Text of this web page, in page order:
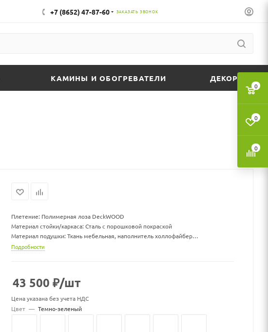
+7 (8652) 47-87-60 ЗАКАЗАТЬ ЗВОНОК
КАМИНЫ И ОБОГРЕВАТЕЛИ ДЕКОР
Плетение: Полимерная лоза DeckWOOD
Материал стойки/каркаса: Сталь с порошковой покраской
Материал подушки: Ткань мебельная, наполнитель холлофайбер
Размер гамака ДхШхВ, мм: 960 х 1300 х 710
Максимальная нагрузка, кг: 150
Подробности
43 500 ₽/шт
Цена указана без учета НДС
Цвет — Темно-зеленый
0
0
0